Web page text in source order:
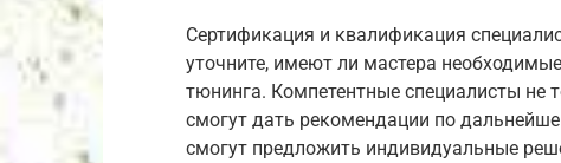
Сертификация и квалификация
уточните, имеют ли мастера
тюнинга. Компетентные специалисты не
смогут дать рекомендации по
смогут предложить индивидуальные